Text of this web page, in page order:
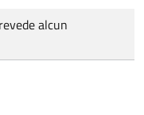
alcun